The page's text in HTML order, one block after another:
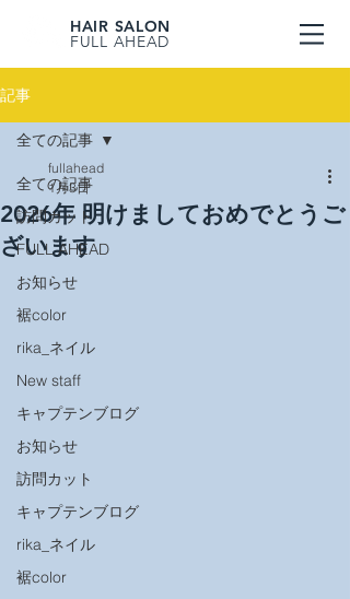
HAIR SALON
FULL AHEAD
記事
全ての記事
訪問カット
FULL AHEAD
お知らせ
裾color
rika_ネイル
New staff
キャプテンブログ
お知らせ
訪問カット
キャプテンブログ
rika_ネイル
裾color
全ての記事
2026年 明けましておめでとうご
ざいます
fullahead
1月3日